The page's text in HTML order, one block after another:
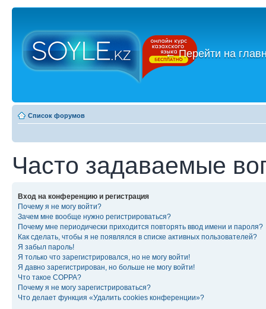
←Перейти на
Список форумов
Часто задаваемые
Вход на конференцию и регистрация
Почему я не могу войти?
Зачем мне вообще нужно регистрироваться?
Почему мне периодически приходится повторять ввод имени и пароля?
Как сделать, чтобы я не появлялся в списке активных пользователей?
Я забыл пароль!
Я только что зарегистрировался, но не могу войти!
Я давно зарегистрирован, но больше не могу войти!
Что такое COPPA?
Почему я не могу зарегистрироваться?
Что делает функция «Удалить cookies конференции»?